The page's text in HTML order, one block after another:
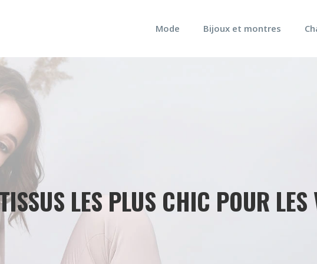
Mode Bijoux et montres
LES PLUS CHIC POUR LES